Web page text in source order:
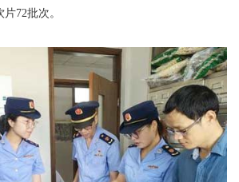
72批次。